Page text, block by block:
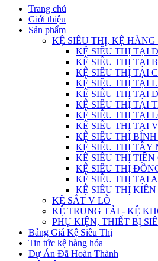
Trang chủ
Giới thiệu
Sản phẩm
KỆ SIÊU THỊ, KỆ HÀNG
KỆ SIÊU THỊ TẠI
KỆ SIÊU THỊ TẠI
KỆ SIÊU THỊ TẠI
KỆ SIÊU THỊ TẠI
KỆ SIÊU THỊ TẠI
KỆ SIÊU THỊ TẠI
KỆ SIÊU THỊ TẠI
KỆ SIÊU THỊ TẠI
KỆ SIÊU THỊ BÌNH
KỆ SIÊU THỊ TÂY
KỆ SIÊU THỊ TIỀN
KỆ SIÊU THỊ
KỆ SIÊU THỊ TẠI
KỆ SIÊU THỊ
KỆ SẮT V LỖ
KỆ TRUNG TẢI - KỆ
PHỤ KIỆN, THIẾT BỊ
Bảng Giá Kệ Siêu Thị
Tin tức kệ hàng hóa
Dự Án Đã Hoàn Thành